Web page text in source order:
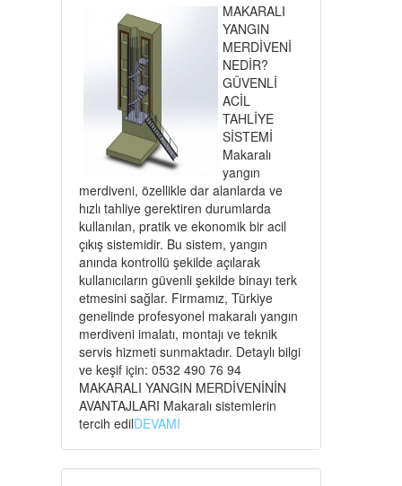
MAKARALI
YANGIN
MERDİVENİ
NEDİR?
GÜVENLİ
ACİL
TAHLİYE
SİSTEMİ
Makaralı
yangın
merdiveni, özellikle dar alanlarda ve
hızlı tahliye gerektiren durumlarda
kullanılan, pratik ve ekonomik bir acil
çıkış sistemidir. Bu sistem, yangın
anında kontrollü şekilde açılarak
kullanıcıların güvenli şekilde binayı terk
etmesini sağlar. Firmamız, Türkiye
genelinde profesyonel makaralı yangın
merdiveni imalatı, montajı ve teknik
servis hizmeti sunmaktadır. Detaylı bilgi
ve keşif için: 0532 490 76 94
MAKARALI YANGIN MERDİVENİNİN
AVANTAJLARI Makaralı sistemlerin
tercih edilDEVAMI